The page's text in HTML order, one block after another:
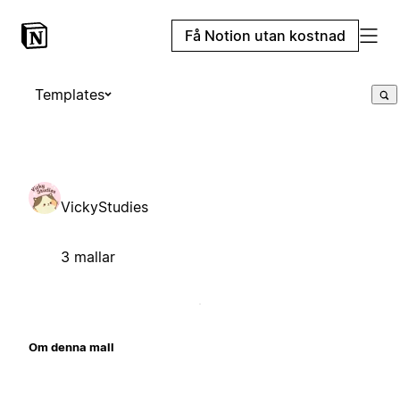
Få Notion utan kostnad
Templates
VickyStudies
3 mallar
Om denna mall